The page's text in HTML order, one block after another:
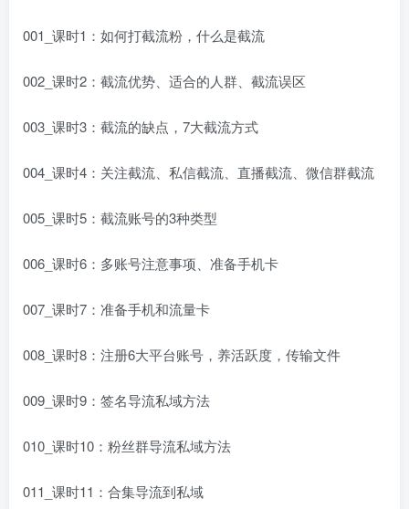
001_课时1：如何打截流粉，什么是截流
002_课时2：截流优势、适合的人群、截流误区
003_课时3：截流的缺点，7大截流方式
004_课时4：关注截流、私信截流、直播截流、微信群截流
005_课时5：截流账号的3种类型
006_课时6：多账号注意事项、准备手机卡
007_课时7：准备手机和流量卡
008_课时8：注册6大平台账号，养活跃度，传输文件
009_课时9：签名导流私域方法
010_课时10：粉丝群导流私域方法
011_课时11：合集导流到私域